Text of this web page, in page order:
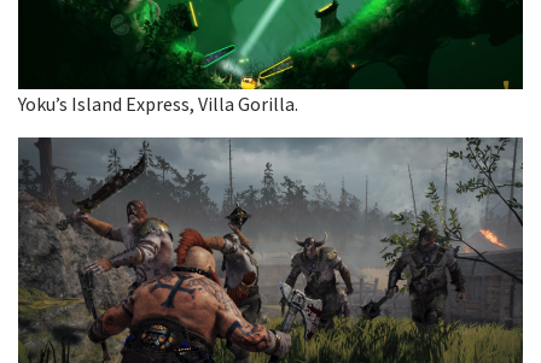
Yoku’s Island Express, Villa Gorilla.